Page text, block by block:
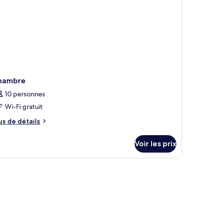
10 personnes
Wi-Fi gratuit
de détails
Voir les prix